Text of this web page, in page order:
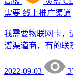
需要 线上推广渠道
我需要物联网卡，
谱渠道商，有的联
2022-09-03